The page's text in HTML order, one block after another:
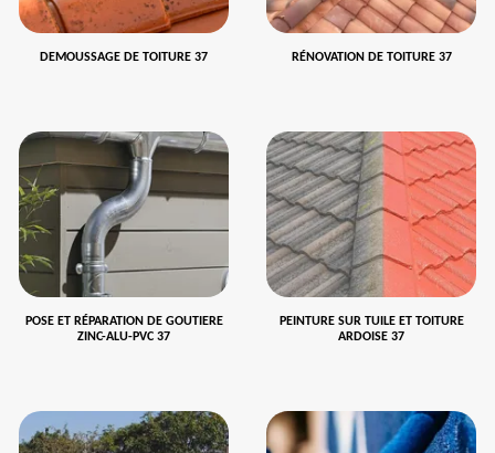
DEMOUSSAGE DE TOITURE 37 RÉNOVATION DE TOITURE 37
POSE ET RÉPARATION DE GOUTIERE
ZINC-ALU-PVC 37
PEINTURE SUR TUILE ET TOITURE
ARDOISE 37